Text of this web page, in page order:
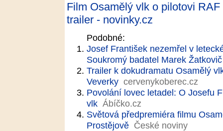
Film Osamělý vlk o pilotovi
trailer - novinky.cz
Podobné:
Josef František nezemřel v
Soukromý badatel Marek
Trailer k dokudramatu Osamělý
Veverky cervenykoberec.cz
Povolání lovec letadel: O Josefu
vlk Ábíčko.cz
Světová předpremiéra filmu
Prostějově České noviny